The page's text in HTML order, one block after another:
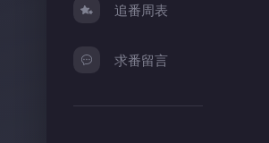
追番周表
求番留言